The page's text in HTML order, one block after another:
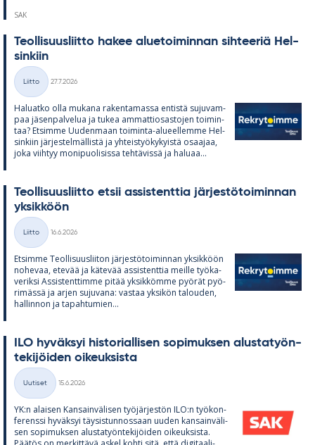
SAK
Teol­li­suus­liitto ha­kee alue­toi­min­nan sih­tee­riä Hel­
sin­kiin
Kategoriat
Liitto
27.7.2026
Ha­luatko olla mu­kana ra­ken­ta­massa en­tistä su­ju­vam­
paa jä­sen­pal­ve­lua ja tu­kea am­mat­tio­sas­to­jen toi­min­
taa? Et­simme Uu­den­maan toi­minta-alu­eel­lemme Hel­
sin­kiin jär­jes­tel­mäl­listä ja yh­teis­työ­ky­kyistä osaa­jaa,
joka viih­tyy mo­ni­puo­li­sissa teh­tä­vissä ja ha­luaa...
Teol­li­suus­liitto et­sii as­sis­tent­tia jär­jes­tö­toi­min­nan
yk­sik­köön
Kategoriat
Liitto
16.6.2026
Et­simme Teol­li­suus­lii­ton jär­jes­tö­toi­min­nan yk­sik­köön
no­he­vaa, ete­vää ja kä­te­vää as­sis­tent­tia meille työ­ka­
ve­riksi As­sis­tent­timme pi­tää yk­sik­kömme pyö­rät pyö­
ri­mässä ja ar­jen su­ju­vana: vas­taa yk­si­kön ta­lou­den,
hal­lin­non ja ta­pah­tu­mien...
ILO hy­väk­syi his­to­rial­li­sen so­pi­muk­sen alus­ta­työn­
te­ki­jöi­den oi­keuk­sista
Kategoriat
Uutiset
15.6.2026
YK:n alai­sen Kan­sain­vä­li­sen työ­jär­jes­tön ILO:n työ­kon­
fe­renssi hy­väk­syi täy­sis­tun­nos­saan uu­den kan­sain­vä­li­
sen so­pi­muk­sen alus­ta­työn­te­ki­jöi­den oi­keuk­sista.